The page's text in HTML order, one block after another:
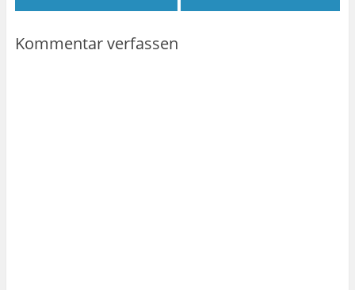
Kommentar verfassen